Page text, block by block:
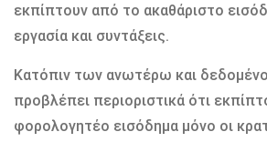
εκπίπτουν από το ακαθάριστο
εργασία και συντάξεις.
Κατόπιν των ανωτέρω και
προβλέπει περιοριστικά ότι
φορολογητέο εισόδημα μόνο οι